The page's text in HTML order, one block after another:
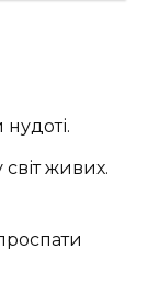
живих.